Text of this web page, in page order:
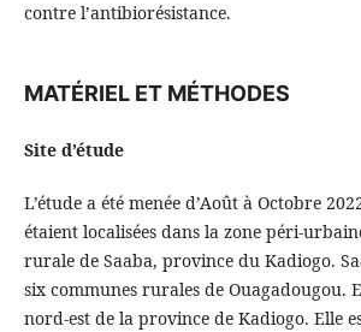
contre l’antibiorésistance.
MATÉRIEL ET MÉTHODES
Site d’étude
L’étude a été menée d’Août à Octobre
étaient localisées dans la zone péri-
rurale de Saaba, province du Kadiogo.
six communes rurales de Ouagadougou.
nord-est de la province de Kadiogo. Elle